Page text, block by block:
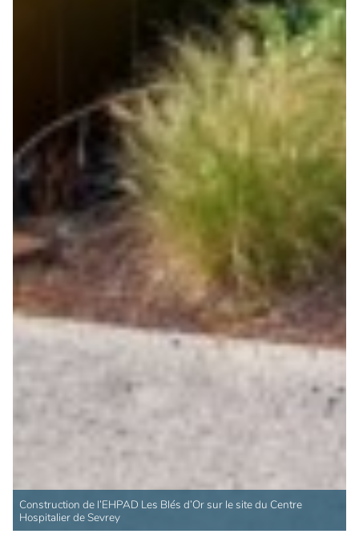
Construction de l’EHPAD Les Blés d’Or sur le site du Centre
Hospitalier de Sevrey